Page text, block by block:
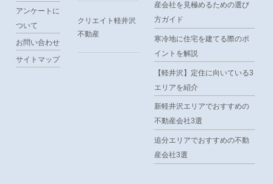
アンケートに
ついて
お問い合わせ
サイトマップ
クリエイト軽井沢
不動産
産会社を見極めるための選び
方ガイド
寒冷地に住宅を建てる際のポ
イントを解説
【軽井沢】定住に向いている3
エリアを紹介
新軽井沢エリアでおすすめの
不動産会社3選
追分エリアでおすすめの不動
産会社3選